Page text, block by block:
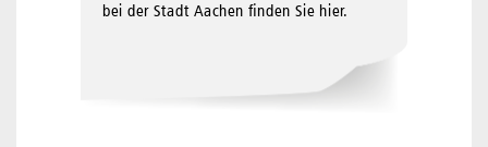
bei der Stadt Aachen finden Sie hier.